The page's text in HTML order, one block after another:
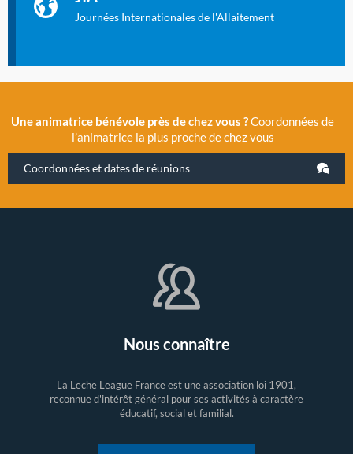
Journées Internationales de l'Allaitement
évènement exceptionnel organisé par LLL France.
Une animatrice bénévole près de chez vous ?Coordonnées de
l’animatrice la plus proche de chez vous
Coordonnées et dates de réunions
Nous connaître
La Leche League France est une association loi 1901,
reconnue d'intérêt général pour ses activités à caractère
éducatif, social et familial.